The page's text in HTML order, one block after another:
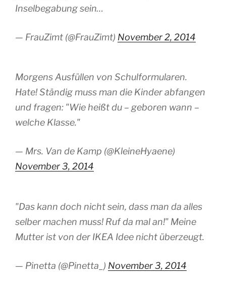
Inselbegabung sein…
— FrauZimt (@FrauZimt) November 2, 2014
Morgens Ausfüllen von Schulformularen.
Hate! Ständig muss man die Kinder abfangen
und fragen: "Wie heißt du – geboren wann –
welche Klasse."
— Mrs. Van de Kamp (@KleineHyaene)
November 3, 2014
"Das kann doch nicht sein, dass man da alles
selber machen muss! Ruf da mal an!" Meine
Mutter ist von der IKEA Idee nicht überzeugt.
— Pinetta (@Pinetta_) November 3, 2014